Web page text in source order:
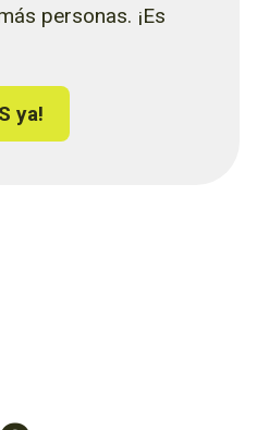
personas. ¡Es
ya!